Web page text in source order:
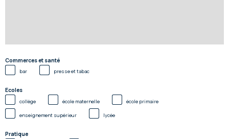
Commerces et santé
bar presse et tabac
Ecoles
collège école maternelle école primaire
enseignement supérieur lycée
Pratique